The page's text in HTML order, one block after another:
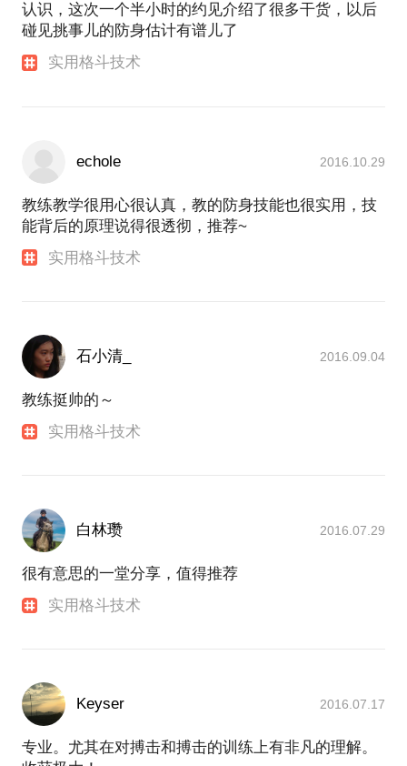
认识，这次一个半小时的约见介绍了很多干货，以后
碰见挑事儿的防身估计有谱儿了
实用格斗技术
echole 2016.10.29
教练教学很用心很认真，教的防身技能也很实用，技
能背后的原理说得很透彻，推荐~
实用格斗技术
石小清_ 2016.09.04
教练挺帅的～
实用格斗技术
白林瓒 2016.07.29
很有意思的一堂分享，值得推荐
实用格斗技术
Keyser 2016.07.17
专业。尤其在对搏击和搏击的训练上有非凡的理解。